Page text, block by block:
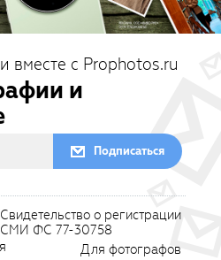
вместе с Prophotos.ru
и
Подписаться
Свидетельство о регистрации
СМИ ФС 77-30758
Для фотографов